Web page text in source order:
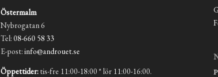
Östermalm
Nybrogatan 6
Tel:08-660 58 33
E-post:info@androuet.se
Öppettider:tis-fre 11:00-18:00 * lör 11:00-16:00.